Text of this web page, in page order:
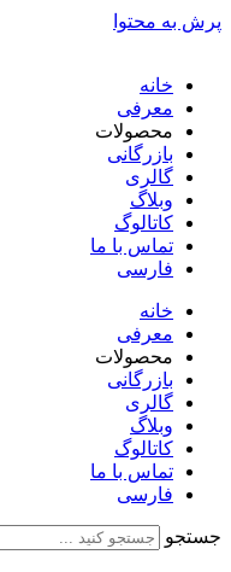
پرش به محتوا
خانه
معرفی
محصولات
بازرگانی
گالری
وبلاگ
کاتالوگ
تماس با ما
فارسی
خانه
معرفی
محصولات
بازرگانی
گالری
وبلاگ
کاتالوگ
تماس با ما
فارسی
English
جستجو